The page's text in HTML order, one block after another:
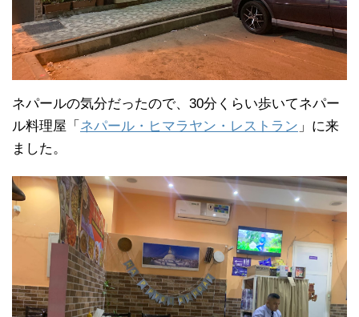
ネパールの気分だったので、30分くらい歩いてネパー
ル料理屋「 ネパール・ヒマラヤン・レストラン 」に来
ました。